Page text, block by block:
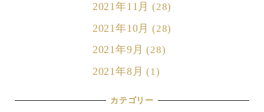
2021年11月 (28)
2021年10月 (28)
2021年9月 (28)
2021年8月 (1)
カテゴリー